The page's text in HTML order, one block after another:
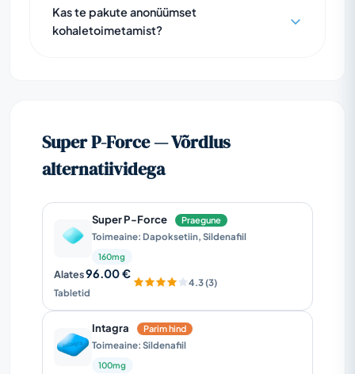
Kas te pakute anonüümset
kohaletoimetamist?
Super P-Force — Võrdlus
alternatiividega
Super P-Force Praegune
Toimeaine: Dapoksetiin, Sildenafiil
160mg
Alates96.00 €
Tabletid
4.3 (3)
Intagra Parim hind
Toimeaine: Sildenafiil
100mg